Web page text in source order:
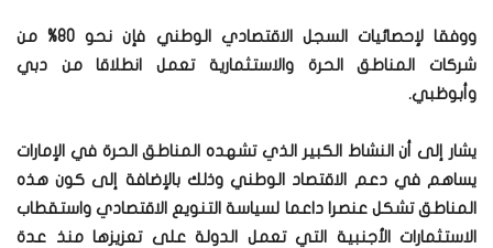
ووفقا لإحصائيات السجل الاقتصادي الوطني فإن نحو 80% من
شركات المناطق الحرة والاستثمارية تعمل انطلاقا من دبي
وأبوظبي.
يشار إلى أن النشاط الكبير الذي تشهده المناطق الحرة في الإمارات
يساهم في دعم الاقتصاد الوطني وذلك بالإضافة إلى كون هذه
المناطق تشكل عنصرا داعما لسياسة التنويع الاقتصادي واستقطاب
الاستثمارات الأجنبية التي تعمل الدولة على تعزيزها منذ عدة